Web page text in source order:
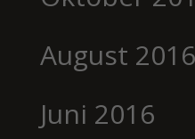
August 2016
Juni 2016